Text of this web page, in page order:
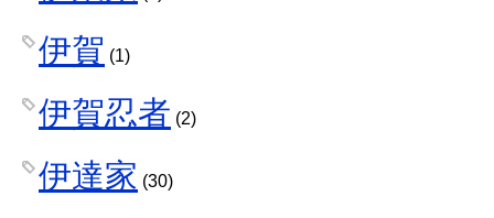
伊賀 (1)
伊賀忍者 (2)
伊達家 (30)